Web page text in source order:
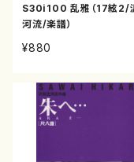
S30i100 乱雅（17絃2/
河流/楽譜）
¥880